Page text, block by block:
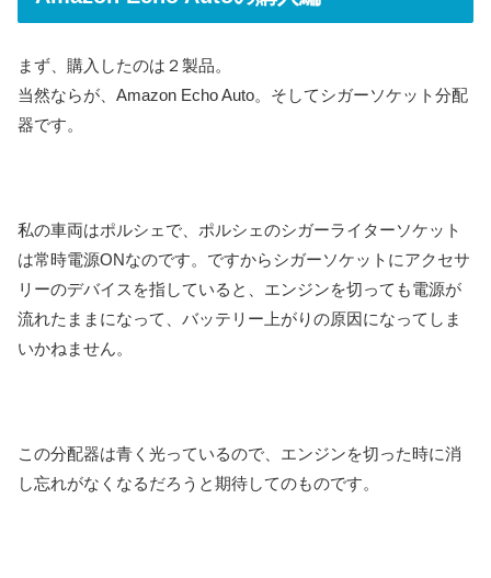
まず、購入したのは２製品。
当然ならが、Amazon Echo Auto。そしてシガーソケット分配
器です。
私の車両はポルシェで、ポルシェのシガーライターソケット
は常時電源ONなのです。ですからシガーソケットにアクセサ
リーのデバイスを指していると、エンジンを切っても電源が
流れたままになって、バッテリー上がりの原因になってしま
いかねません。
この分配器は青く光っているので、エンジンを切った時に消
し忘れがなくなるだろうと期待してのものです。